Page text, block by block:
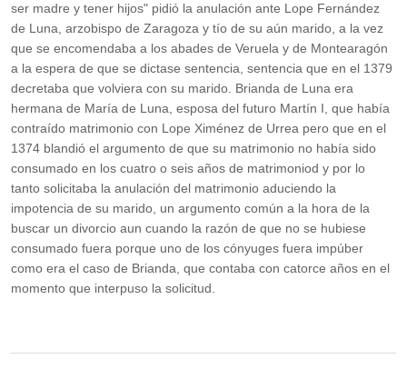
ser madre y tener hijos" pidió la anulación ante Lope Fernández
de Luna, arzobispo de Zaragoza y tío de su aún marido, a la vez
que se encomendaba a los abades de Veruela y de Montearagón
a la espera de que se dictase sentencia, sentencia que en el 1379
decretaba que volviera con su marido. Brianda de Luna era
hermana de María de Luna, esposa del futuro Martín I, que había
contraído matrimonio con Lope Ximénez de Urrea pero que en el
1374 blandió el argumento de que su matrimonio no había sido
consumado en los cuatro o seis años de matrimoniod​ y por lo
tanto solicitaba la anulación del matrimonio aduciendo la
impotencia de su marido, un argumento común a la hora de la
buscar un divorcio aun cuando la razón de que no se hubiese
consumado fuera porque uno de los cónyuges fuera impúber
como era el caso de Brianda, que contaba con catorce años en el
momento que interpuso la solicitud.​